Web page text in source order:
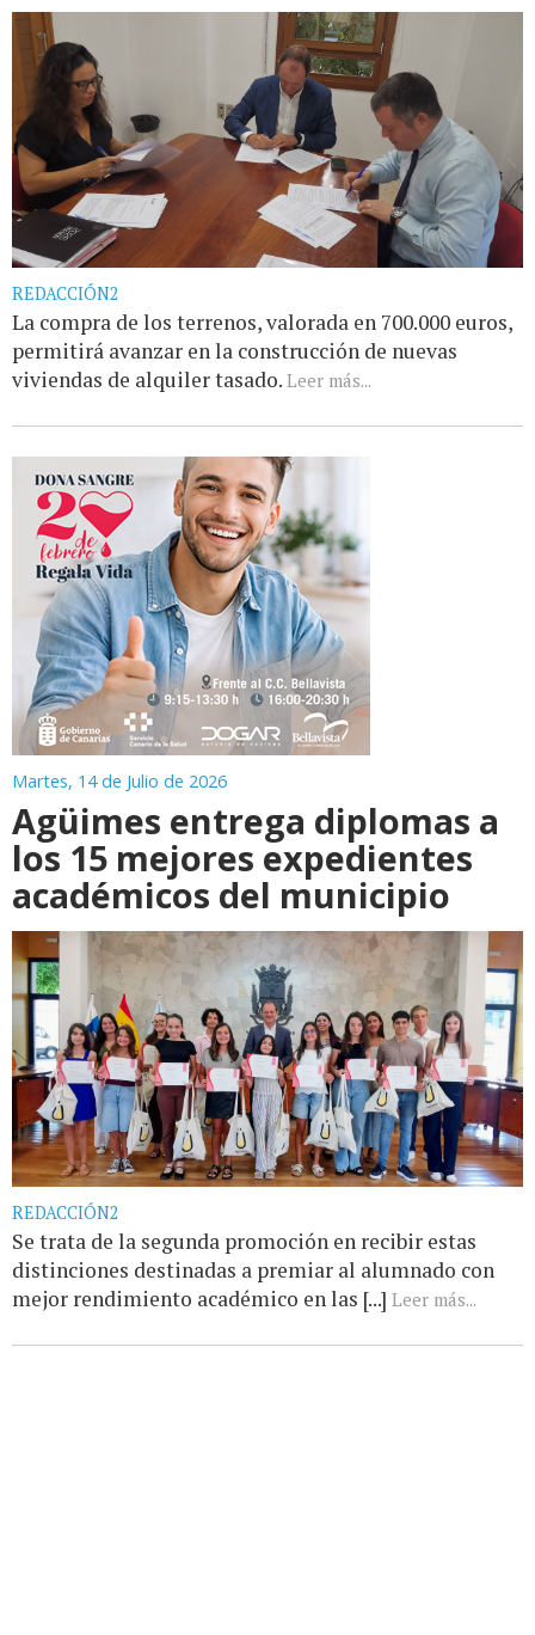
REDACCIÓN2
La compra de los terrenos, valorada en 700.000 euros,
permitirá avanzar en la construcción de nuevas
viviendas de alquiler tasado. Leer más...
Martes, 14 de Julio de 2026
Agüimes entrega diplomas a
los 15 mejores expedientes
académicos del municipio
REDACCIÓN2
Se trata de la segunda promoción en recibir estas
distinciones destinadas a premiar al alumnado con
mejor rendimiento académico en las [...] Leer más...